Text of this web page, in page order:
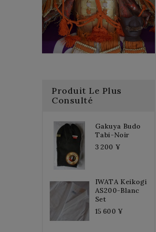
Une Armure japonais de
l’époque de debout
SHOWA en 8 (en 1933) de
la maison TERAI
Produit Le Plus
Consulté
Gakuya Budo
Tabi-Noir
3 200 ¥
IWATA Keikogi
AS200-Blanc
Set
15 600 ¥